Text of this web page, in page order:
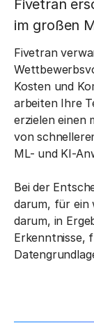
Fivetran
im großen
Fivetran
Kosten und
arbeiten Ihre
erzielen einen
von
ML- und KI-
Bei der
darum, für ein
darum, in
Erkenntnisse,